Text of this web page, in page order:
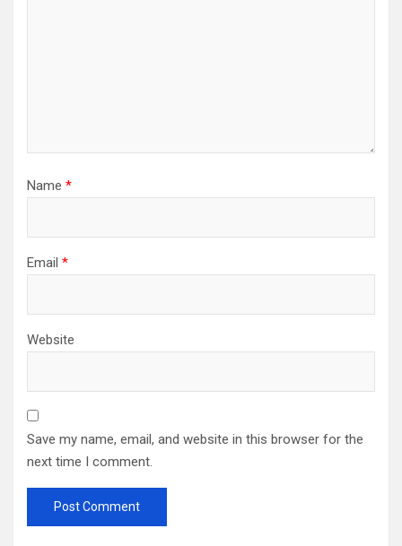
Name *
Email *
Website
Save my name, email, and website in this browser for the
next time I comment.